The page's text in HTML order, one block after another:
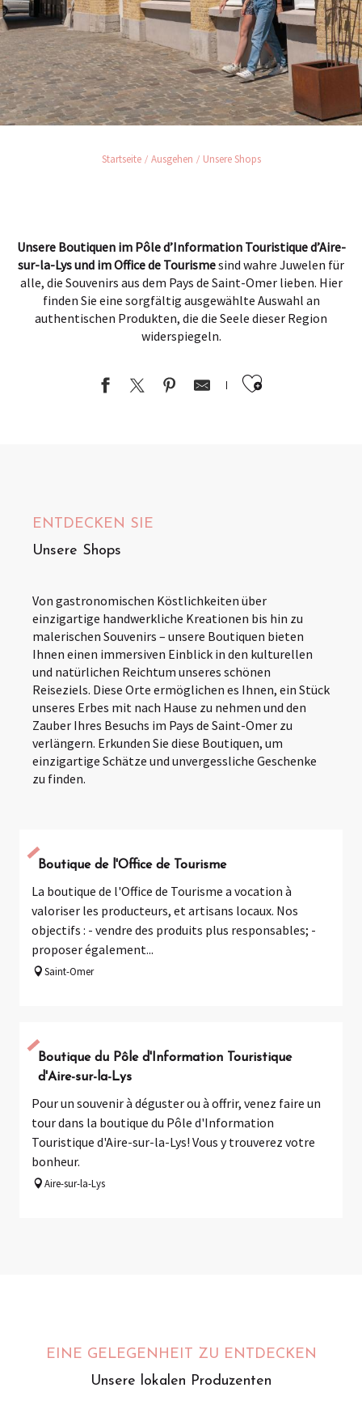
Startseite Ausgehen Unsere Shops
Unsere Boutiquen im Pôle d’Information Touristique d’Aire-
sur-la-Lys und im Office de Tourismesind wahre Juwelen für
alle, die Souvenirs aus dem Pays de Saint-Omer lieben. Hier
finden Sie eine sorgfältig ausgewählte Auswahl an
authentischen Produkten, die die Seele dieser Region
widerspiegeln.
Ajouter
ENTDECKEN SIE
Unsere Shops
Von gastronomischen Köstlichkeiten über
einzigartige handwerkliche Kreationen bis hin zu
malerischen Souvenirs – unsere Boutiquen bieten
Ihnen einen immersiven Einblick in den kulturellen
und natürlichen Reichtum unseres schönen
Reiseziels. Diese Orte ermöglichen es Ihnen, ein Stück
unseres Erbes mit nach Hause zu nehmen und den
Zauber Ihres Besuchs im Pays de Saint-Omer zu
verlängern. Erkunden Sie diese Boutiquen, um
einzigartige Schätze und unvergessliche Geschenke
zu finden.
Boutique de l'Office de Tourisme
La boutique de l'Office de Tourisme a vocation à
valoriser les producteurs, et artisans locaux. Nos
objectifs : - vendre des produits plus responsables; -
proposer également...
Saint-Omer
Boutique du Pôle d'Information Touristique
d'Aire-sur-la-Lys
Pour un souvenir à déguster ou à offrir, venez faire un
tour dans la boutique du Pôle d'Information
Touristique d'Aire-sur-la-Lys! Vous y trouverez votre
bonheur.
Aire-sur-la-Lys
EINE GELEGENHEIT ZU ENTDECKEN
Unsere lokalen Produzenten